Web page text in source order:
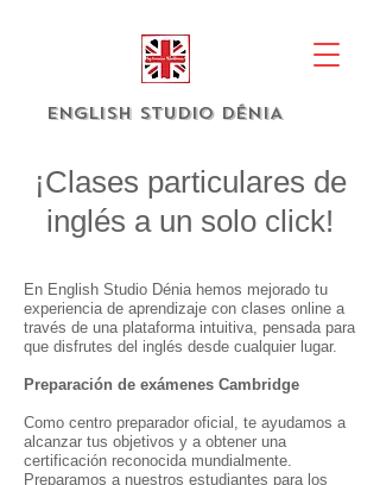
ENGLISH STUDIO DÉNIA
¡Clases particulares de
inglés a un solo click!
En English Studio Dénia hemos mejorado tu
experiencia de aprendizaje con clases online a
través de una plataforma intuitiva, pensada para
que disfrutes del inglés desde cualquier lugar.
Preparación de exámenes Cambridge
Como centro preparador oficial, te ayudamos a
alcanzar tus objetivos y a obtener una
certificación reconocida mundialmente.
Preparamos a nuestros estudiantes para los